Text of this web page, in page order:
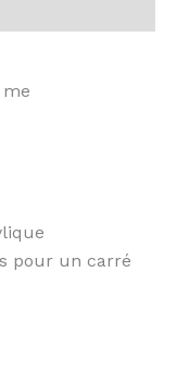
pour un carré